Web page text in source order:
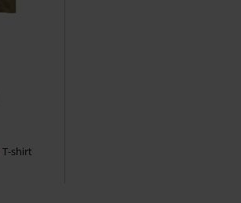
T-shirt